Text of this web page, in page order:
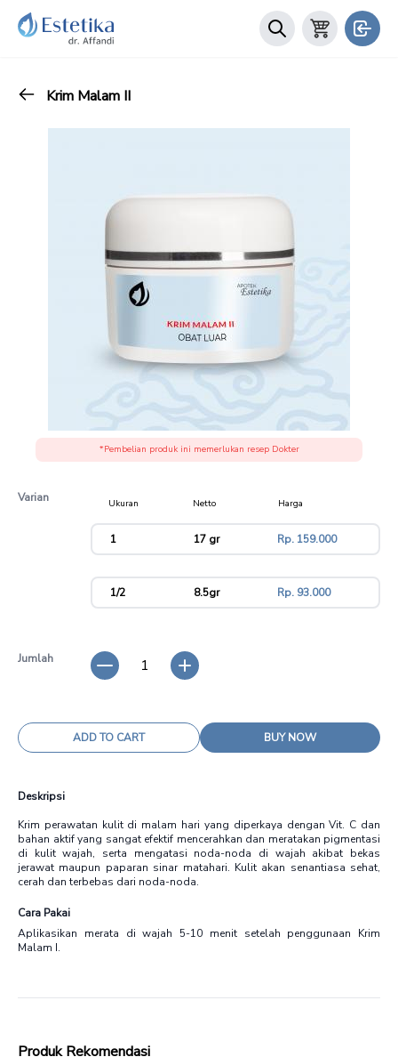
Krim Malam II
*Pembelian produk ini memerlukan resep Dokter
Varian Ukuran Netto
Harga
variant
1 17 gr Rp. 159.000
1/2 8.5gr Rp. 93.000
Jumlah 1
ADD TO CART BUY NOW
Deskripsi
Krim perawatan kulit di malam hari yang diperkaya dengan Vit. C dan
bahan aktif yang sangat efektif mencerahkan dan meratakan pigmentasi
di kulit wajah, serta mengatasi noda-noda di wajah akibat bekas
jerawat maupun paparan sinar matahari. Kulit akan senantiasa sehat,
cerah dan terbebas dari noda-noda.
Cara Pakai
Aplikasikan merata di wajah 5-10 menit setelah penggunaan Krim
Malam I.
Produk Rekomendasi